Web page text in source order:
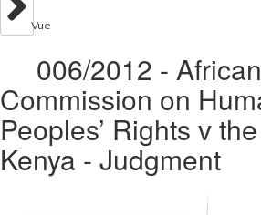
Vue
006/2012 - African
Commission on
Peoples’ Rights v
Kenya - Judgment